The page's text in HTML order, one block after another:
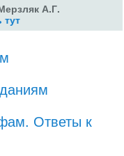
А.Г.
тут
Ответы к